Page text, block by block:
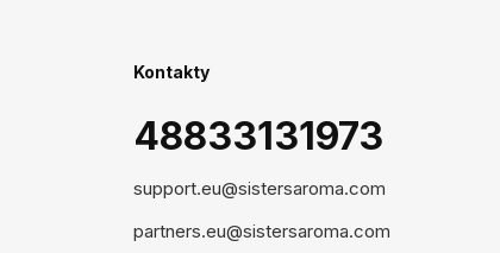
Kontakty
48833131973
support.eu@sistersaroma.com
partners.eu@sistersaroma.com